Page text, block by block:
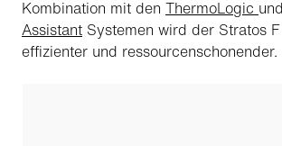
Kombination mit den ThermoLogic und
Assistant Systemen wird der Stratos
effizienter und ressourcenschonender.